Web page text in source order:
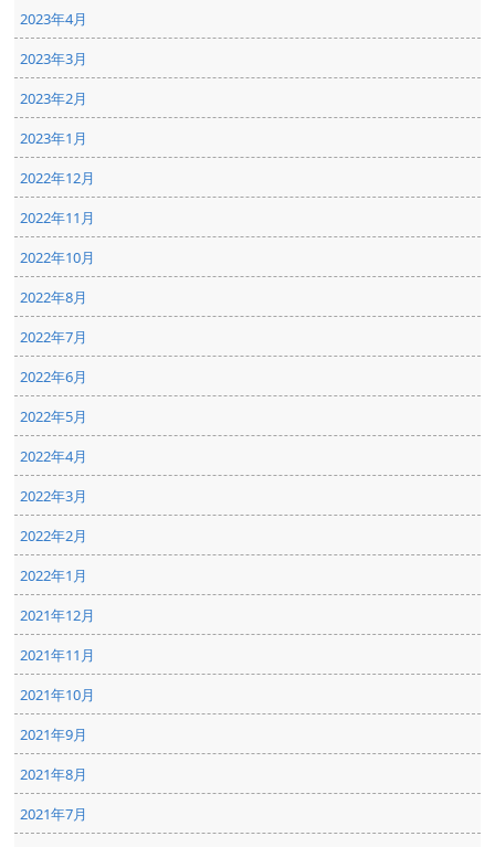
2023年4月
2023年3月
2023年2月
2023年1月
2022年12月
2022年11月
2022年10月
2022年8月
2022年7月
2022年6月
2022年5月
2022年4月
2022年3月
2022年2月
2022年1月
2021年12月
2021年11月
2021年10月
2021年9月
2021年8月
2021年7月